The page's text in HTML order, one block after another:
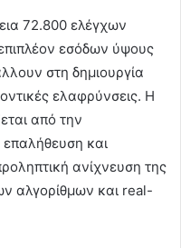
72.800 ελέγχων
εσόδων ύψους
στη δημιουργία
ελαφρύνσεις. Η
από την
και
ανίχνευση της
αλγορίθμων και real-